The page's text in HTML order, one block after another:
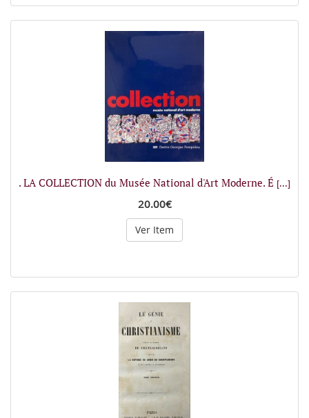
. LA COLLECTION du Musée National d'Art Moderne. É [...]
20.00€
Ver Item